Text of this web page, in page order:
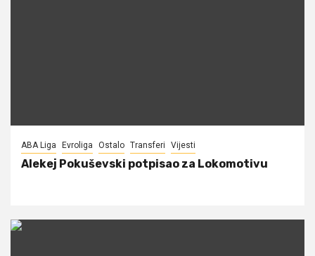
ABA Liga Evroliga Ostalo Transferi Vijesti
Alekej Pokuševski potpisao za Lokomotivu